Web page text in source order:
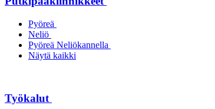
Pyöreä
Neliö
Pyöreä Neliökannella
Näytä kaikki
Työkalut